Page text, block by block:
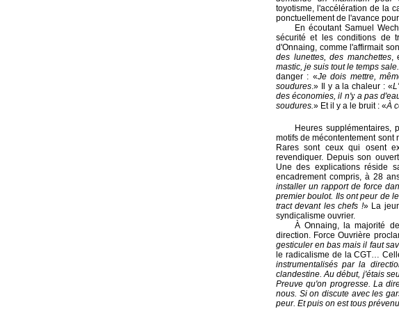
toyotisme, l'accélération de la
ponctuellement de l'avance
En écoutant Samuel
sécurité et les conditions de
d'Onnaing, comme l'affirmait
des lunettes, des manchettes,
mastic, je suis tout le temps
danger : «Je dois mettre,
soudures.» Il y a la chaleur : «
des économies, il n'y a pas
soudures.» Et il y a le bruit : «À
Heures supplémentaires,
motifs de mécontentement sont
Rares sont ceux qui osent
revendiquer. Depuis son
Une des explications réside
encadrement compris, à 28
installer un rapport de force
premier boulot. Ils ont peur de
tract devant les chefs !» La
syndicalisme ouvrier.
À Onnaing, la majorité
direction. Force Ouvrière
gesticuler en bas mais il faut
le radicalisme de la CGT…
instrumentalisés par la
clandestine. Au début, j'étais
Preuve qu'on progresse. La
nous. Si on discute avec les
peur. Et puis on est tous